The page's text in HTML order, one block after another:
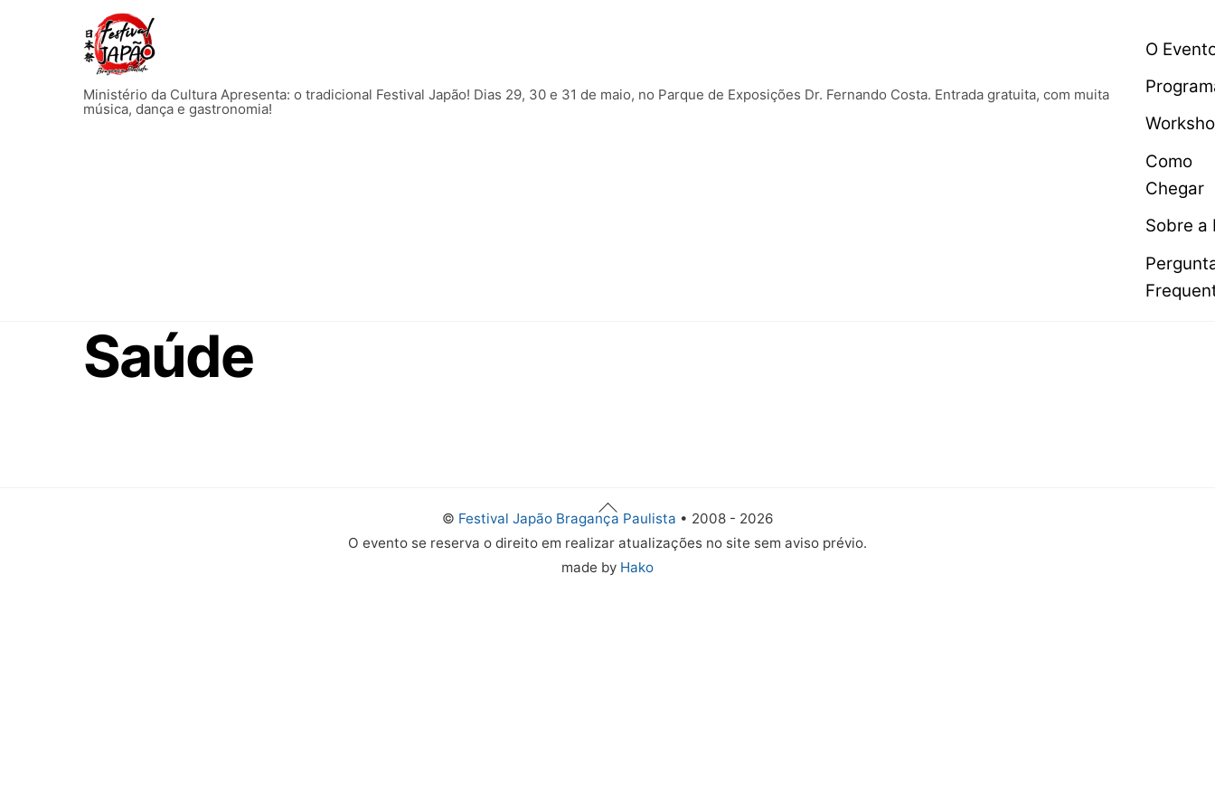
Ministério da Cultura Apresenta: o tradicional Festival Japão! Dias 29, 30 e 31 de maio, no Parque de Exposições Dr. Fernando Costa. Entrada gratuita, com muita
música, dança e gastronomia!
O
Como
Chegar
Sobre a
Saúde
Back
To
Top
© Festival Japão Bragança Paulista • 2008 - 2026
O evento se reserva o direito em realizar atualizações no site sem aviso prévio.
made by Hako